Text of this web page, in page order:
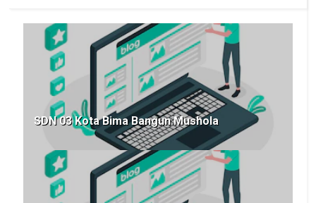
SDN 03 Kota Bima Bangun Mushola